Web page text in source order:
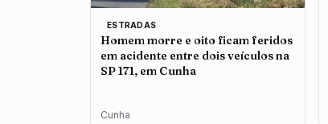
ESTRADAS
Homem morre e oito ficam feridos
em acidente entre dois veículos na
SP 171, em Cunha
Cunha